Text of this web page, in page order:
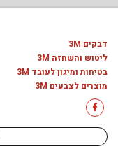
דבקים 3M
ליטוש והשחזה 3M
בטיחות ומיגון לעובד 3M
מוצרים לצבעים 3M